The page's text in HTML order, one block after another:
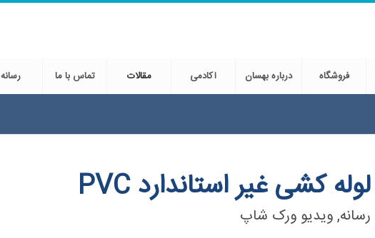
فروشگاه درباره بهسان آکادمی مقالات تماس با ما رسانه
لوله کشی غیر استاندارد PVC
رسانه,ویدیو ورک شاپ